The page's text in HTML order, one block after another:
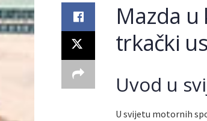
Mazda
trkački
Uvod u
U svijetu motornih